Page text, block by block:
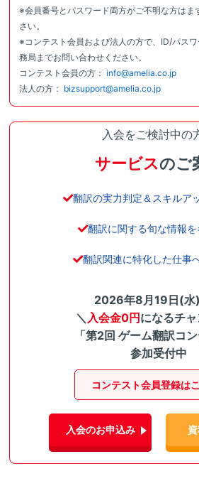
※会員番号とパスワード両方がご不明な方はま
さい。
※コンテスト会員および法人の方で、ID/パス
務局までお問い合わせください。
コンテスト会員の方： info@amelia.co.jp
法人の方： bizsupport@amelia.co.jp
入会をご検討中の
サービスのご
翻訳の実力判定＆スキルア
翻訳に関する旬な情報を
翻訳関連に特化した仕事
2026年8月19日(水
＼ 入会金0円になるチ
「第2回 ゲーム翻訳コン
参加受付中
コンテスト会員登録は
入会のお申込み